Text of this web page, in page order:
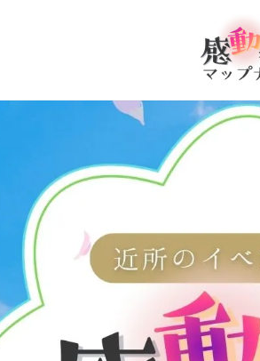
首都圏のイベント・お祭り・花火大会